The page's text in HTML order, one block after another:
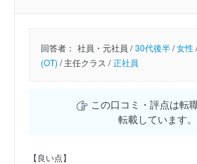
回答者： 社員・元社員 / 30代後半/女性
(OT) /主任クラス / 正社員
この口コミ・評点は転
転載しています。
【良い点】